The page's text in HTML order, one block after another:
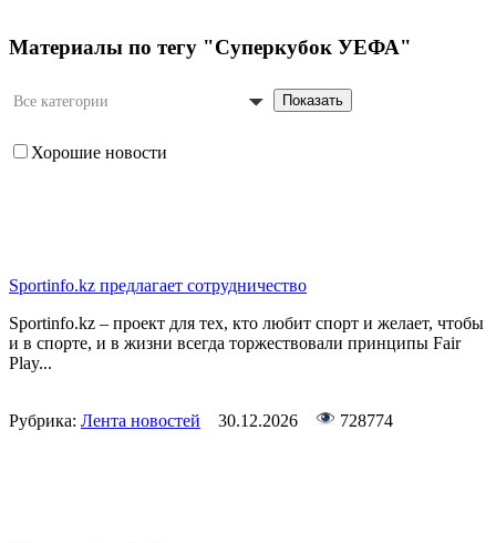
Материалы по тегу "Суперкубок УЕФА"
Все категории Показать
Хорошие новости
Sportinfo.kz предлагает сотрудничество
Sportinfo.kz – проект для тех, кто любит спорт и желает, чтобы
и в спорте, и в жизни всегда торжествовали принципы Fair
Play...
Рубрика: Лента новостей 30.12.2026 728774